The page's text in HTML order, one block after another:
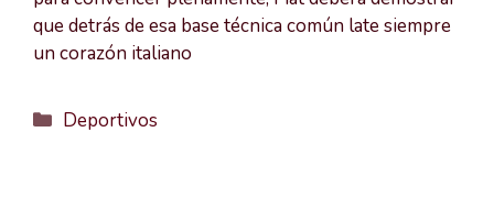
que detrás de esa base técnica común late siempre
un corazón italiano
Categorías
Deportivos